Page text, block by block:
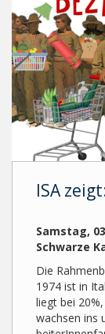
ISA
Samstag,
Schwarze
Die
1974 ist in
liegt bei
wachsen ins